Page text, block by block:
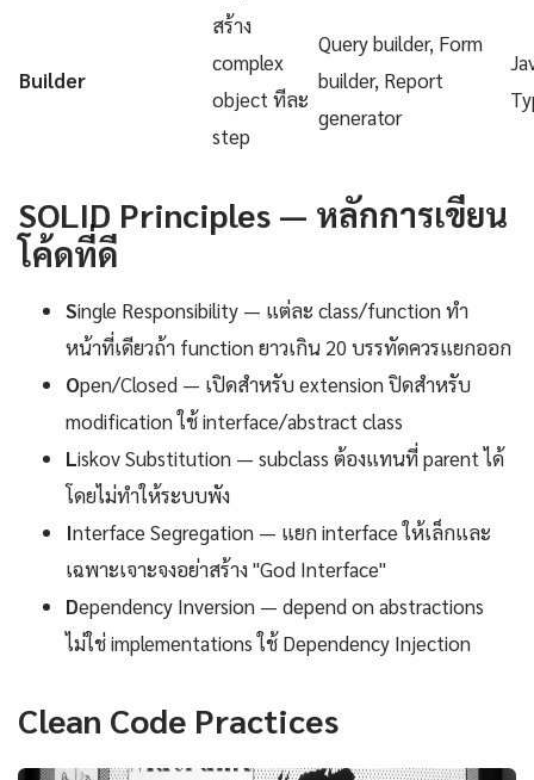
Builder
สร้าง
complex
object ทีละ
step
Query builder, Form
builder, Report
generator
SOLID Principles — หลักการเขียน
โค้ดที่ดี
Single Responsibility — แต่ละ class/function ทำ
หน้าที่เดียวถ้า function ยาวเกิน 20 บรรทัดควรแยกออก
Open/Closed — เปิดสำหรับ extension ปิดสำหรับ
modification ใช้ interface/abstract class
Liskov Substitution — subclass ต้องแทนที่ parent ได้
โดยไม่ทำให้ระบบพัง
Interface Segregation — แยก interface ให้เล็กและ
เฉพาะเจาะจงอย่าสร้าง "God Interface"
Dependency Inversion — depend on abstractions
ไม่ใช่ implementations ใช้ Dependency Injection
Clean Code Practices